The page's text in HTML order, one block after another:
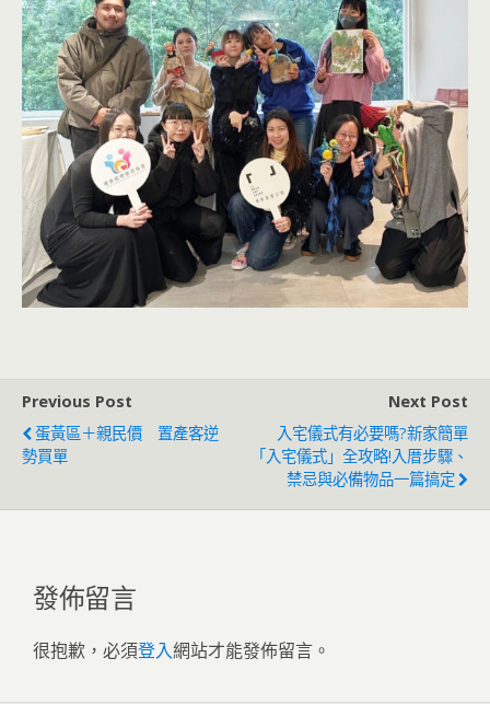
Previous Post
蛋黃區＋親民價 置產客逆
勢買單
Next Post
入宅儀式有必要嗎?新家簡單
「入宅儀式」全攻略!入厝步驟、
禁忌與必備物品一篇搞定
發佈留言
很抱歉，必須登入網站才能發佈留言。